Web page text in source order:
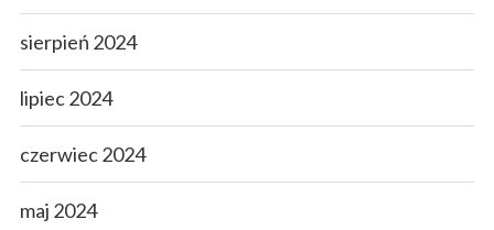
sierpień 2024
lipiec 2024
czerwiec 2024
maj 2024